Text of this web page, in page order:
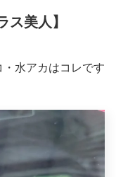
美人】
水アカはコレです